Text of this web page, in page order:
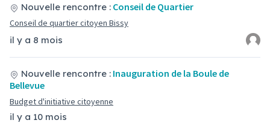
il y a 8 mois
Nouvelle rencontre : Conseil de Quartier
Conseil de quartier citoyen Bissy
il y a 10 mois
Nouvelle rencontre : Inauguration de la Boule de
Bellevue
Budget d'initiative citoyenne